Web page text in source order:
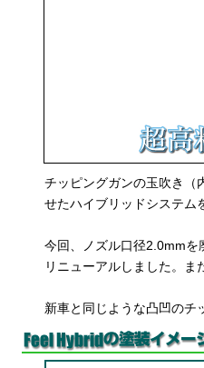
チッピングガンの玉吹き（
せたハイブリッドシステム
今回、ノズル口径2.0mmを
リニューアルしました。ま
新車と同じような凸凹のチ